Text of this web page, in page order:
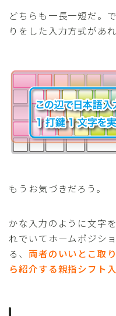
どちらも一長一短だ。
りをした入力方式があ
もうお気づきだろう。
かな入力のように文字
れでいてホームポジシ
る、 両者のいいとこ取
ら紹介する親指シフト